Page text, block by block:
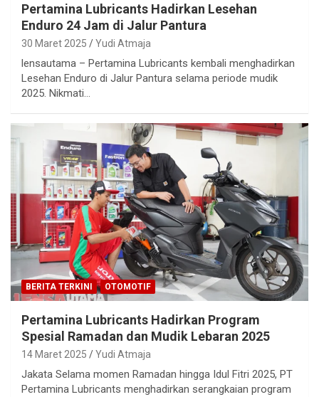
Pertamina Lubricants Hadirkan Lesehan
Enduro 24 Jam di Jalur Pantura
30 Maret 2025 Yudi Atmaja
lensautama – Pertamina Lubricants kembali menghadirkan
Lesehan Enduro di Jalur Pantura selama periode mudik
2025. Nikmati…
BERITA TERKINI OTOMOTIF
Pertamina Lubricants Hadirkan Program
Spesial Ramadan dan Mudik Lebaran 2025
14 Maret 2025 Yudi Atmaja
Jakata Selama momen Ramadan hingga Idul Fitri 2025, PT
Pertamina Lubricants menghadirkan serangkaian program